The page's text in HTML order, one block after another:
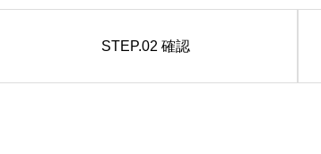
STEP.02確認